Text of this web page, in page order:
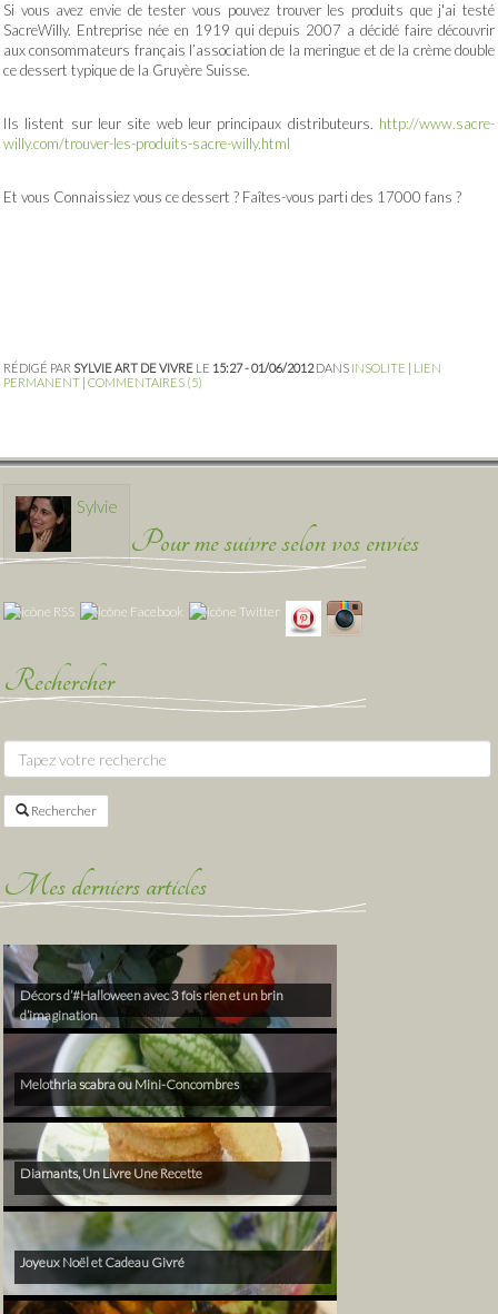
Si vous avez envie de tester vous pouvez trouver les produits que j'ai testé
SacreWilly. Entreprise née en 1919 qui depuis 2007 a décidé faire découvrir
aux consommateurs français l’association de la meringue et de la crème double
ce dessert typique de la Gruyère Suisse.
Ils listent sur leur site web leur principaux distributeurs. http://www.sacre-
willy.com/trouver-les-produits-sacre-willy.html
Et vous Connaissiez vous ce dessert ? Faîtes-vous parti des 17000 fans ?
RÉDIGÉ PAR SYLVIE ART DE VIVRE LE 15:27 - 01/06/2012DANS INSOLITE
LIEN
PERMANENT COMMENTAIRES (5)
Sylvie
Pour me suivre selon vos envies
Rechercher
Rechercher
Mes derniers articles
Décors d’#Halloween avec 3 fois rien et un brin
d’imagination
Melothria scabra ou Mini-Concombres
Diamants, Un Livre Une Recette
Joyeux Noël et Cadeau Givré